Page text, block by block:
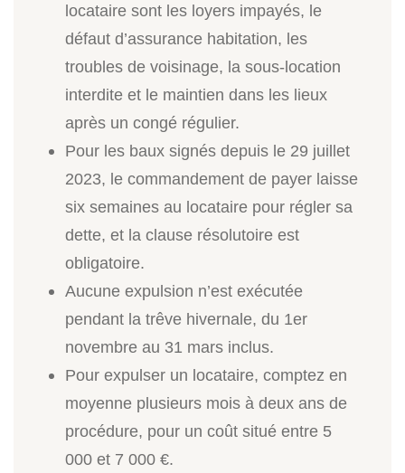
locataire sont les loyers impayés, le
défaut d’assurance habitation, les
troubles de voisinage, la sous-location
interdite et le maintien dans les lieux
après un congé régulier.
Pour les baux signés depuis le 29 juillet
2023, le commandement de payer laisse
six semaines au locataire pour régler sa
dette, et la clause résolutoire est
obligatoire.
Aucune expulsion n’est exécutée
pendant la trêve hivernale, du 1er
novembre au 31 mars inclus.
Pour expulser un locataire, comptez en
moyenne plusieurs mois à deux ans de
procédure, pour un coût situé entre 5
000 et 7 000 €.